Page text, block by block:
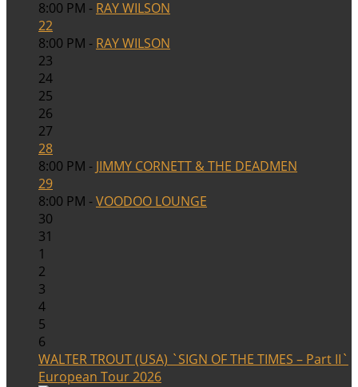
8:00 PM - RAY WILSON
22
8:00 PM - RAY WILSON
23
24
25
26
27
28
8:00 PM - JIMMY CORNETT & THE DEADMEN
29
8:00 PM -VOODOO LOUNGE
30
31
1
2
3
4
5
6
WALTER TROUT (USA) `SIGN OF THE TIMES – Part II`
European Tour 2026